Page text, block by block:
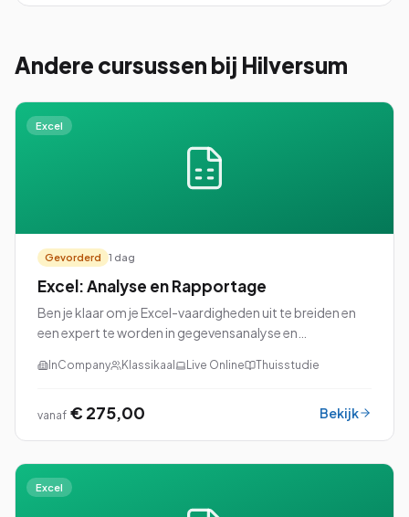
Andere cursussen bij Hilversum
Excel
Gevorderd 1 dag
Excel: Analyse en Rapportage
Ben je klaar om je Excel-vaardigheden uit te breiden en
een expert te worden in gegevensanalyse en
Rapportage perfect voor jou!
InCompany Klassikaal Live Online Thuisstudie
vanaf € 275,00 Bekijk
Excel